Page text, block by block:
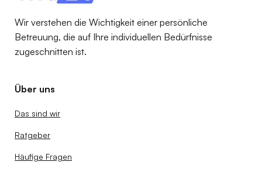
Wir verstehen die Wichtigkeit einer persönliche
Betreuung, die auf Ihre individuellen Bedürfnisse
zugeschnitten ist.
Über uns
Das sind wir
Ratgeber
Häufige Fragen